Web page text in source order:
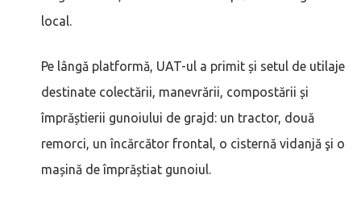
local.
Pe lângă platformă, UAT-ul a primit și setul de utilaje
destinate colectării, manevrării, compostării și
împrăștierii gunoiului de grajd: un tractor, două
remorci, un încărcător frontal, o cisternă vidanjă şi o
mașină de împrăștiat gunoiul.